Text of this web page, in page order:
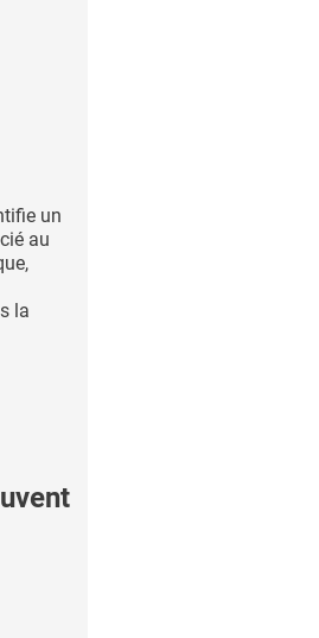
un
au
la